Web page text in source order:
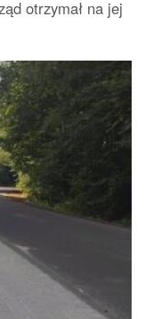
otrzymał na jej